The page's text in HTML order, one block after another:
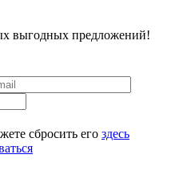
выгодных предложений!
сбросить его здесь